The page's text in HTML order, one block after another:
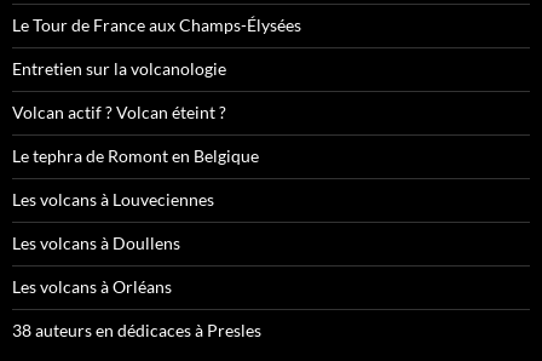
Le Tour de France aux Champs-Élysées
Entretien sur la volcanologie
Volcan actif ? Volcan éteint ?
Le tephra de Romont en Belgique
Les volcans à Louveciennes
Les volcans à Doullens
Les volcans à Orléans
38 auteurs en dédicaces à Presles